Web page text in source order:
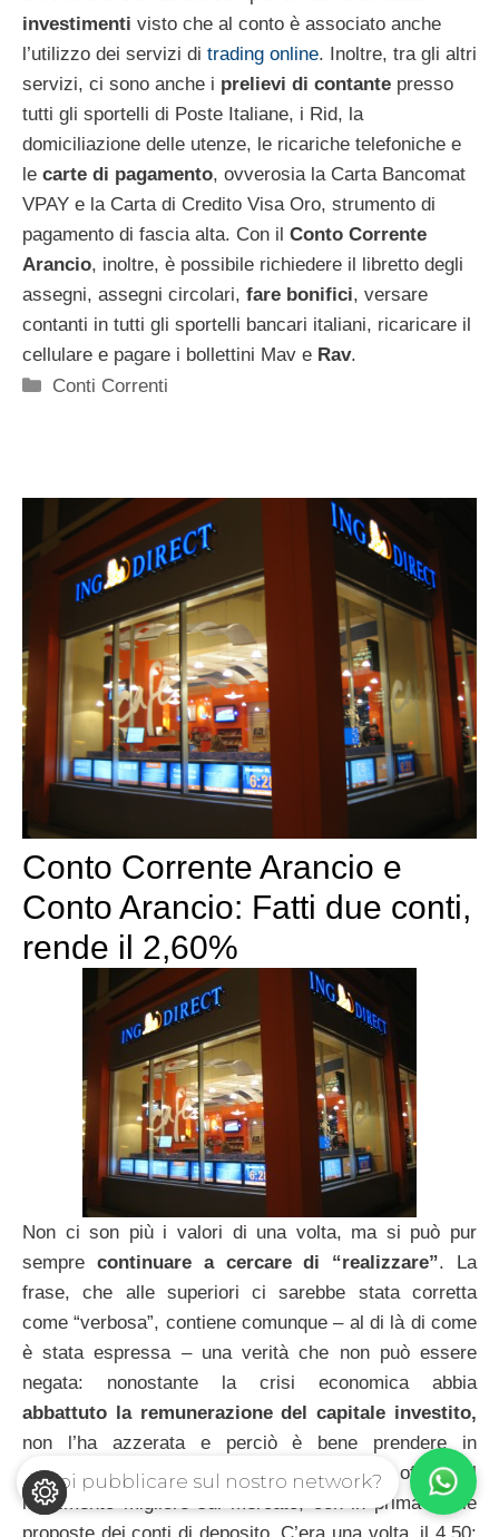
investimenti visto che al conto è associato anche
l’utilizzo dei servizi di trading online. Inoltre, tra gli altri
servizi, ci sono anche i prelievi di contante presso
tutti gli sportelli di Poste Italiane, i Rid, la
domiciliazione delle utenze, le ricariche telefoniche e
le carte di pagamento, ovverosia la Carta Bancomat
VPAY e la Carta di Credito Visa Oro, strumento di
pagamento di fascia alta. Con il Conto Corrente
Arancio, inoltre, è possibile richiedere il libretto degli
assegni, assegni circolari, fare bonifici, versare
contanti in tutti gli sportelli bancari italiani, ricaricare il
cellulare e pagare i bollettini Mav e Rav.
Categorie
Conti Correnti
Conto Corrente Arancio e
Conto Arancio: Fatti due conti,
rende il 2,60%
Non ci son più i valori di una volta, ma si può pur
sempre continuare a cercare di “realizzare”. La
frase, che alle superiori ci sarebbe stata corretta
come “verbosa”, contiene comunque – al di là di come
è stata espressa – una verità che non può essere
negata: nonostante la crisi economica abbia
abbattuto la remunerazione del capitale investito,
non l’ha azzerata e perciò è bene prendere in
considerazione soluzioni che possono offrire il
rendimento migliore sul mercato, con in prima fila le
Vuoi pubblicare sul nostro network?